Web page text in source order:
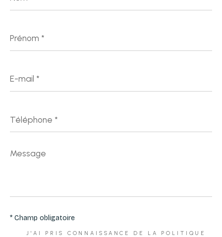
*
mail
*
*
Message
*
J'AI PRIS CONNAISSANCE DE LA POLITIQUE
* Champ obligatoire